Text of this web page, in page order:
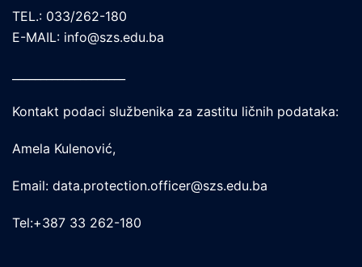
TEL.: 033/262-180
E-MAIL: info@szs.edu.ba
Kontakt podaci službenika za zastitu ličnih podataka:
Amela Kulenović,
Email: data.protection.officer@szs.edu.ba
Tel:+387 33 262-180